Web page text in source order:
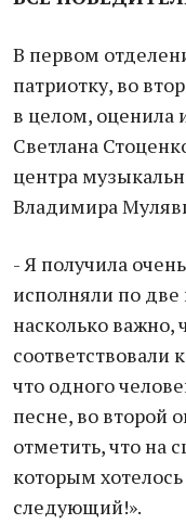
В первом
патриотку, во
в целом, оценила
Светлана
центра
Владимира
- Я получила
исполняли по две
насколько важно,
соответствовали
что одного
песне, во второй
отметить, что на
которым
следующий!».